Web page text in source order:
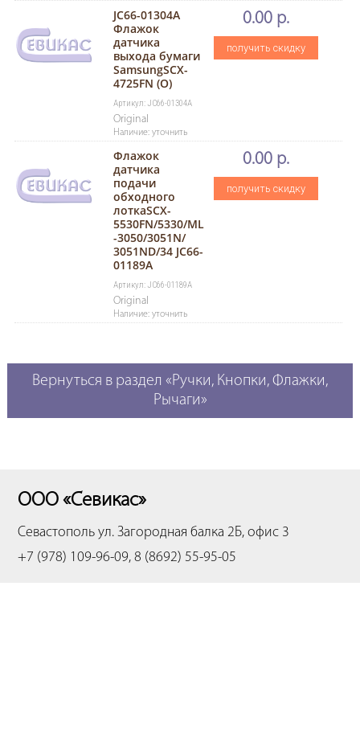
JC66-01304A
Флажок
датчика
выхода бумаги
SamsungSCX-
4725FN (О)
Артикул: JC66-01304A
Original
Наличие: уточнить
0.00 р.
получить скидку
Флажок
датчика
подачи
обходного
лоткаSCX-
5530FN/5330/ML
-3050/3051N/
3051ND/34 JC66-
01189A
Артикул: JC66-01189A
Original
Наличие: уточнить
0.00 р.
получить скидку
Вернуться в раздел «Ручки, Кнопки, Флажки,
Рычаги»
ООО «Севикас»
Севастополь ул. Загородная балка 2Б, офис 3
+7 (978) 109-96-09, 8 (8692) 55-95-05